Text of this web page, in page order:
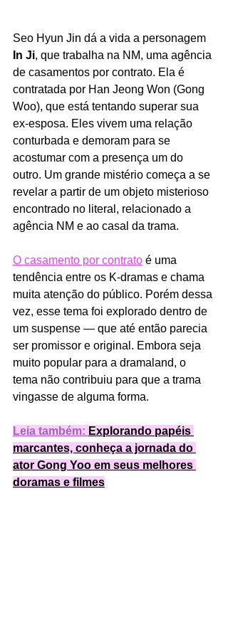
Seo Hyun Jin dá a vida a personagem
In Ji, que trabalha na NM, uma agência
de casamentos por contrato. Ela é
contratada por Han Jeong Won (Gong
Woo), que está tentando superar sua
ex-esposa. Eles vivem uma relação
conturbada e demoram para se
acostumar com a presença um do
outro. Um grande mistério começa a se
revelar a partir de um objeto misterioso
encontrado no literal, relacionado a
agência NM e ao casal da trama.
O casamento por contrato é uma
tendência entre os K-dramas e chama
muita atenção do público. Porém dessa
vez, esse tema foi explorado dentro de
um suspense — que até então parecia
ser promissor e original. Embora seja
muito popular para a dramaland, o
tema não contribuiu para que a trama
vingasse de alguma forma.
Leia também: Explorando papéis
marcantes, conheça a jornada do
ator Gong Yoo em seus melhores
doramas e filmes